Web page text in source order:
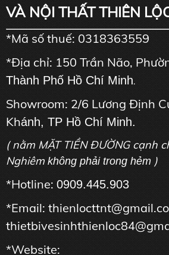
VÀ NỘI THẤT THIÊN
*Mã số thuế: 0318363559
*Địa chỉ: 150 Trần Não,
Thành Phố Hồ Chí Minh.
Showroom: 2/6 Lương Định
Khánh, TP Hồ Chí Minh.
( nằm MẶT TIỀN ĐƯỜNG cạnh
Nghiêm không phải trong hẻm )
*Hotline: 0909.445.903
*Email:
*Website: